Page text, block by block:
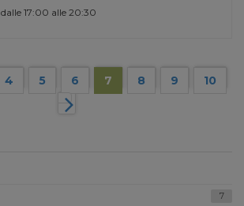
dalle 17:00 alle 20:30
4 5 6 7 8 9 10
7